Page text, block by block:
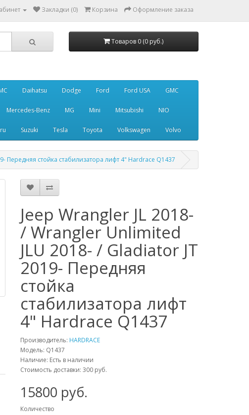
Закладки (0) Корзина Оформление заказа
Товаров 0 (0 руб.)
Daihatsu Dodge Ford Ford USA GMC
Mercedes-Benz MG Mini Mitsubishi NIO
Suzuki Tesla Toyota Volkswagen Volvo
Передняя стойка стабилизатора лифт 4" Hardrace Q1437
Jeep Wrangler JL 2018-
/ Wrangler Unlimited
JLU 2018- / Gladiator JT
2019- Передняя
стойка
стабилизатора лифт
4" Hardrace Q1437
Производитель: HARDRACE
Модель: Q1437
Наличие: Есть в наличии
Стоимость доставки: 300 руб.
15800 руб.
Количество